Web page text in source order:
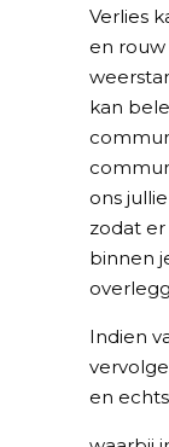
Verlies
en
kan
ons
zodat
binnen
Indien
en